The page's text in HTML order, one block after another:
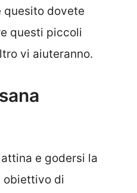
quesito dovete
questi piccoli
vi aiuteranno.
e godersi la
obiettivo di